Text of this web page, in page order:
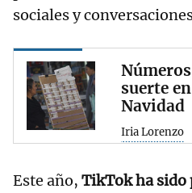
sociales y
suerte
Navidad
Iria Lorenzo
Este año, TikTok ha sido